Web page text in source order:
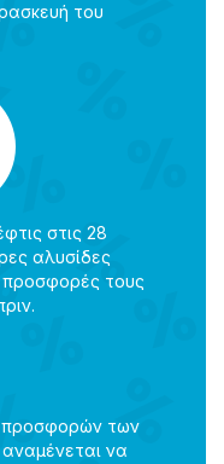
του
στις 28
αλυσίδες
προσφορές τους
προσφορών των
να